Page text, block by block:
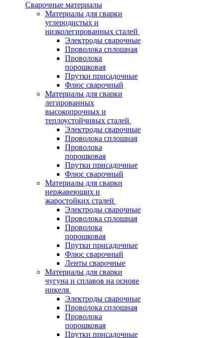
Сварочные материалы
Материалы для сварки
углеродистых и
низколегированных сталей
Электроды сварочные
Проволока сплошная
Проволока
порошковая
Прутки присадочные
Флюс сварочный
Материалы для сварки
легированных
высокопрочных и
теплоустойчивых сталей
Электроды сварочные
Проволока сплошная
Проволока
порошковая
Прутки присадочные
Флюс сварочный
Материалы для сварки
нержавеющих и
жаростойких сталей
Электроды сварочные
Проволока сплошная
Проволока
порошковая
Прутки присадочные
Флюс сварочный
Ленты сварочные
Материалы для сварки
чугуна и сплавов на основе
никеля
Электроды сварочные
Проволока сплошная
Проволока
порошковая
Прутки присадочные